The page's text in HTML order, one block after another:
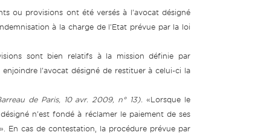
ou provisions ont été versés à l'avocat désigné
à la charge de l'Etat prévue par la loi
sont bien relatifs à la mission définie par
l'avocat désigné de restituer à celui-ci la
de Paris, 10 avr. 2009, n° 13). «Lorsque le
n'est fondé à réclamer le paiement de ses
En cas de contestation, la procédure prévue par